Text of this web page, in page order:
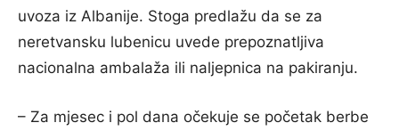
uvoza iz Albanije. Stoga predlažu da se za
neretvansku lubenicu uvede prepoznatljiva
nacionalna ambalaža ili naljepnica na pakiranju.
– Za mjesec i pol dana očekuje se početak berbe